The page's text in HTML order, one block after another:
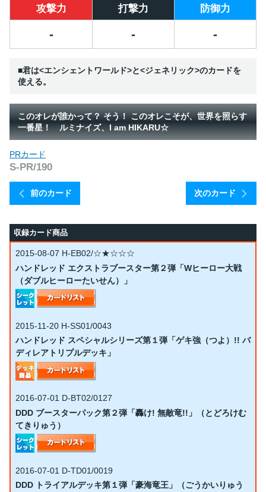
攻撃力 打撃力 防御力
- - -
■君は<エンシェントワールド>と<ジェネリック>のカードを
使える。
このオレが誰かって？ そう！ このオレこそが、世界を照らす
一番星！ ルミナイズ、I am HIKARU☆
前のカード
PRカード
S-PR/190
次のカード
収録カード商品
2015-08-07 H-EB02/☆★☆☆☆
ハンドレッド エクストラブースター第２弾「Wヒーロー大戦
（ダブルヒーローたいせん）」
2015-11-20 H-SS01/0043
ハンドレッド スペシャルシリーズ第１弾「ゲキ強（つよ）!! バ
ディレアトリプルデッキ」
2016-07-01 D-BT02/0127
DDD ブースターパック第２弾「轟け! 無敵竜!!」（とどろけむ
てきりゅう）
2016-07-01 D-TD01/0019
DDD トライアルデッキ第１弾「豪海竜王」（ごうかいりゅう